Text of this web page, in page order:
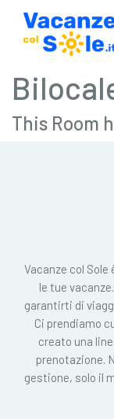
This Room
Vacanze col
le tue
garantirti di
Ci prendiamo
creato una
prenotazione.
gestione, solo il